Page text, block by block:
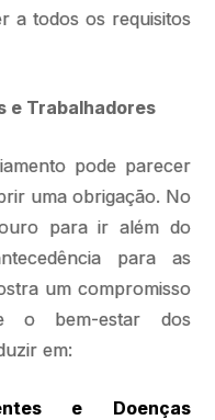
a todos os requisitos
e Trabalhadores
pode parecer
uma obrigação. No
para ir além do
para as
um compromisso
o bem-estar dos
em:
e Doenças